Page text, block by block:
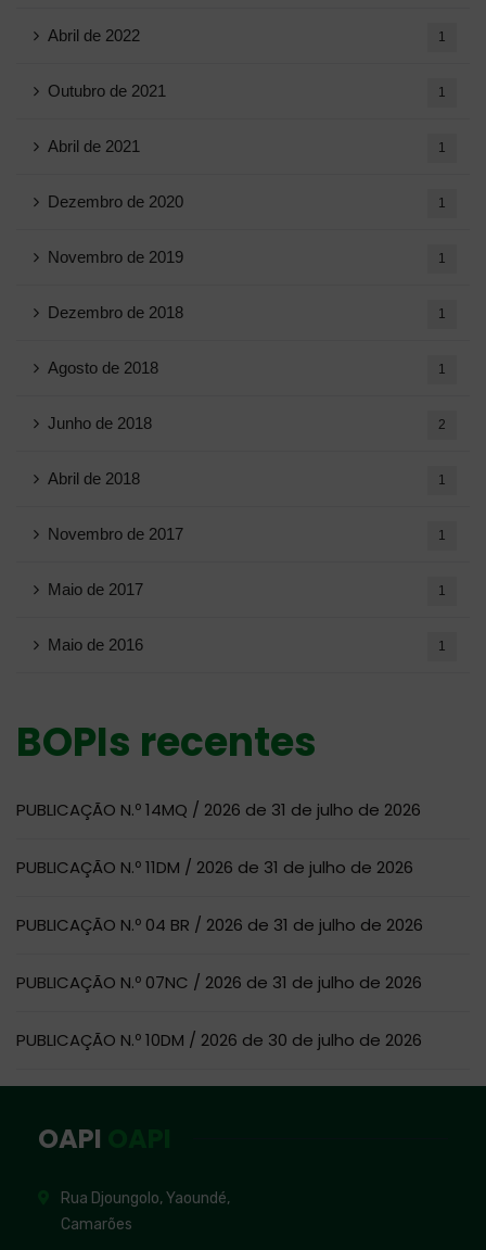
Abril de 2022 1
Outubro de 2021 1
Abril de 2021 1
Dezembro de 2020 1
Novembro de 2019 1
Dezembro de 2018 1
Agosto de 2018 1
Junho de 2018 2
Abril de 2018 1
Novembro de 2017 1
Maio de 2017 1
Maio de 2016 1
BOPIs recentes
PUBLICAÇÃO N.º 14MQ / 2026 de 31 de julho de 2026
PUBLICAÇÃO N.º 11DM / 2026 de 31 de julho de 2026
PUBLICAÇÃO N.º 04 BR / 2026 de 31 de julho de 2026
PUBLICAÇÃO N.º 07NC / 2026 de 31 de julho de 2026
PUBLICAÇÃO N.º 10DM / 2026 de 30 de julho de 2026
OAPI
Rua Djoungolo, Yaoundé,
Camarões